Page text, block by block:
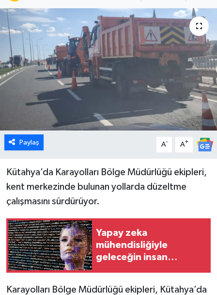
Paylaş A- A+
Kütahya’da Karayolları Bölge Müdürlüğü ekipleri,
kent merkezinde bulunan yollarda düzeltme
çalışmasını sürdürüyor.
Yapay zeka
mühendisliğiyle
geleceğin insan
Karayolları Bölge Müdürlüğü ekipleri, Kütahya’da
Eğitim
Ekonomi
Emet
Foto Galeri
Gediz
Genel
Gündem
Hisarcık
İlçeler
Köşe Yazıları
Kültür Sanat